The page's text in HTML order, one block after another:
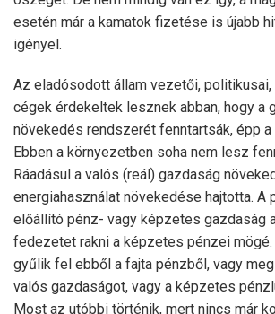
esetén már a kamatok fizetése is újabb
igényel.
Az eladósodott állam vezetői, politikusai,
cégek érdekeltek lesznek abban, hogy a
növekedés rendszerét fenntartsák, épp a
Ebben a környezetben soha nem lesz
Ráadásul a valós (reál) gazdaság
energiahasználat növekedése hajtotta. A
előállító pénz- vagy képzetes gazdaság
fedezetet rakni a képzetes pénzei
gyűlik fel ebből a fajta pénzből, vagy
valós gazdaságot, vagy a képzetes
Most az utóbbi történik, mert nincs már